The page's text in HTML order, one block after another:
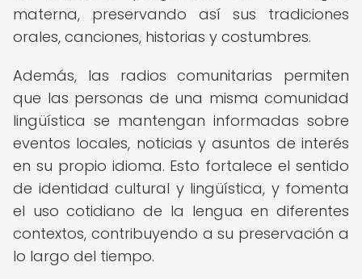
materna, preservando así sus tradiciones
orales, canciones, historias y costumbres.
Además, las radios comunitarias permiten
que las personas de una misma comunidad
lingüística se mantengan informadas sobre
eventos locales, noticias y asuntos de interés
en su propio idioma. Esto fortalece el sentido
de identidad cultural y lingüística, y fomenta
el uso cotidiano de la lengua en diferentes
contextos, contribuyendo a su preservación a
lo largo del tiempo.